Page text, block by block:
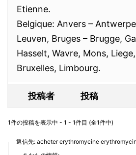
Etienne.
Belgique: Anvers –
Leuven, Bruges – Brugge,
Hasselt, Wavre, Mons,
Bruxelles, Limbourg.
投稿者 投稿
1件の投稿を表示中 - 1 - 1件目 (全1件中)
返信先: acheter erythromycine